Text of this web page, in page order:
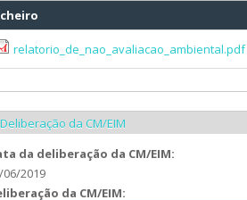
relatorio_de_nao_avaliacao_ambiental.pdf
Ocultar
Deliberação da CM/EIM
da deliberação da CM/EIM:
06/2019
da CM/EIM: